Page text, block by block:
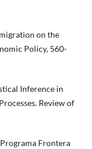
on the
Policy, 560-
Inference in
Review of
Frontera